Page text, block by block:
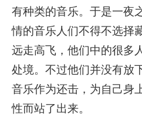
有种类的音乐。于是一夜
情的音乐人们不得不选择
远走高飞，他们中的很多
处境。不过他们并没有放
音乐作为还击，为自己身
性而站了出来。